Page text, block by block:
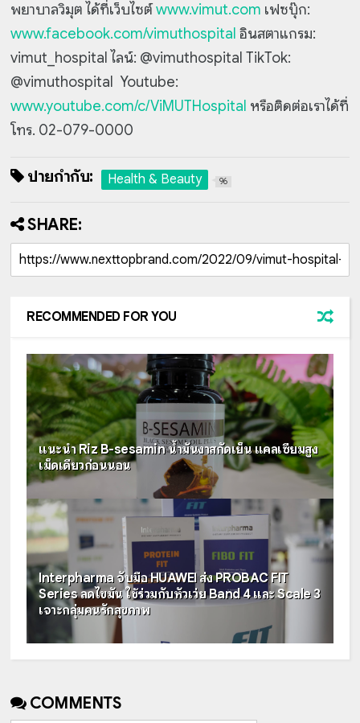
พยาบาลวิมุต ได้ที่เว็บไซต์www.vimut.com เฟซบุ๊ก:
www.facebook.com/vimuthospital อินสตาแกรม:
vimut_hospital ไลน์: @vimuthospital TikTok:
@vimuthospital Youtube:
www.youtube.com/c/ViMUTHospital หรือติดต่อเราได้ที่
โทร. 02-079-0000
ป้ายกำกับ: Health & Beauty 96
SHARE:
RECOMMENDED FOR YOU
แนะนำ Riz B-sesamin น้ำมันงาสกัดเย็น แคลเซียมสูง
เม็ดเดียวก่อนนอน
Interpharma จับมือ HUAWEI ส่ง PROBAC FIT
Series ลดไขมัน ใช้ร่วมกับหัวเว่ย Band 4 และ Scale 3
เจาะกลุ่มคนรักสุขภาพ
COMMENTS